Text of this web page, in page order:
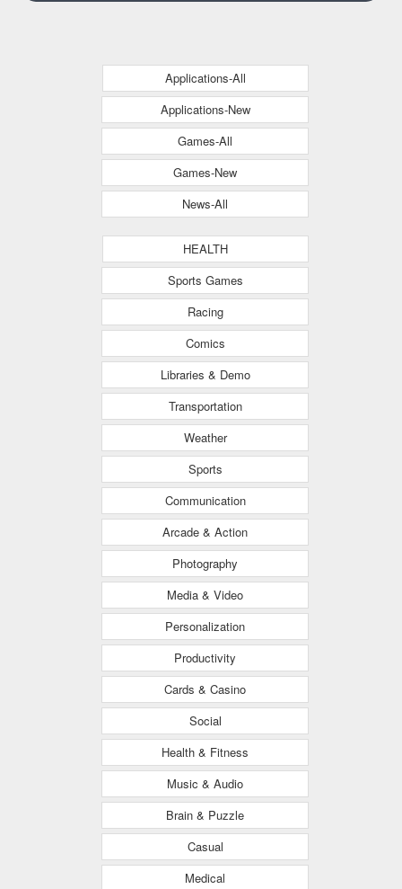
Applications-All
Applications-New
Games-All
Games-New
News-All
HEALTH
Sports Games
Racing
Comics
Libraries & Demo
Transportation
Weather
Sports
Communication
Arcade & Action
Photography
Media & Video
Personalization
Productivity
Cards & Casino
Social
Health & Fitness
Music & Audio
Brain & Puzzle
Casual
Medical